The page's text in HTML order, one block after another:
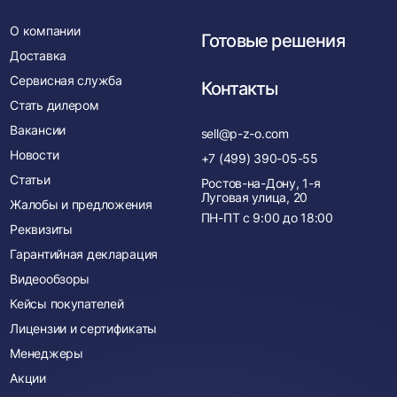
О компании
Доставка
Сервисная служба
Стать дилером
Вакансии
Новости
Статьи
Жалобы и предложения
Реквизиты
Гарантийная декларация
Видеообзоры
Кейсы покупателей
Лицензии и сертификаты
Менеджеры
Акции
Готовые решения
Контакты
sell@p-z-o.com
+7 (499) 390-05-55
Ростов-на-Дону, 1-я
Луговая улица, 20
ПН-ПТ с 9:00 до 18:00